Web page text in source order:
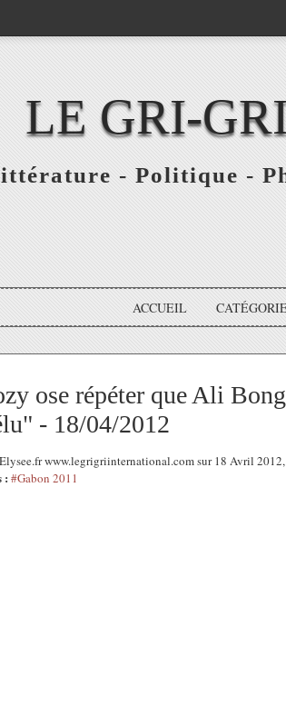
LE GRI-
- Politique -
ACCUEIL
ose répéter que Ali
- 18/04/2012
www.legrigriinternational.com sur 18 Avril
: #Gabon 2011